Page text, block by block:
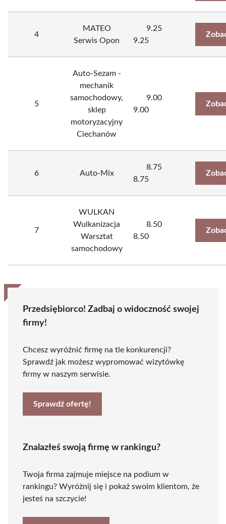
4
MATEO
Serwis Opon
9.25
9.25
5
Auto-Sezam -
mechanik
samochodowy,
sklep
motoryzacyjny
Ciechanów
9.00
9.00
6 Auto-Mix
8.75
8.75
7
WULKAN
Wulkanizacja
Warsztat
samochodowy
8.50
8.50
Przedsiębiorco! Zadbaj o widoczność swojej
firmy!
Chcesz wyróżnić firmę na tle konkurencji?
Sprawdź jak możesz wypromować wizytówkę
firmy w naszym serwisie.
Sprawdź ofertę!
Znalazłeś swoją firmę w rankingu?
Twoja firma zajmuje miejsce na podium w
rankingu? Wyróżnij się i pokaż swoim klientom, że
jesteś na szczycie!